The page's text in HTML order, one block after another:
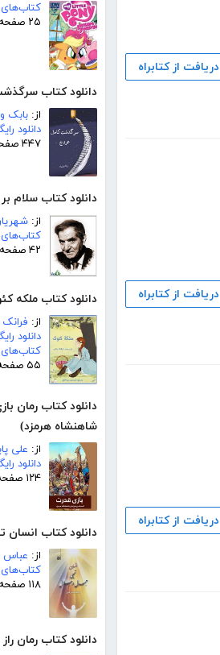
۲۵ صفحه
دانلود کتاب
از: بابک
دانلود
۴۴۷ صفحه
دانلود کتاب سلام
از:
۴۲ صفحه
دانلود کتاب ملکه
از: فرانک
دانلود
۵۵ صفحه
دانلود کتاب رمان
شاهنشاه هرمزد)
از: علی
دانلود
۱۲۴ صفحه
دانلود کتاب انسان
از: عباس
۱۱۸ صفحه
دانلود کتاب رمان
دریافت از کتابراه
دریافت از کتابراه
دریافت از کتابراه